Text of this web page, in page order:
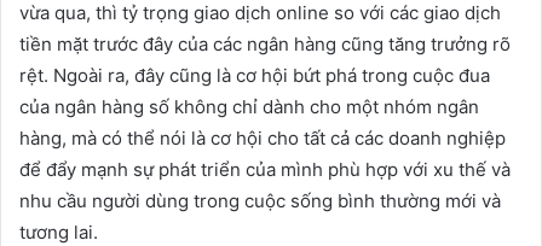
vừa qua, thì tỷ trọng giao dịch online so với các giao dịch
tiền mặt trước đây của các ngân hàng cũng tăng trưởng rõ
rệt. Ngoài ra, đây cũng là cơ hội bứt phá trong cuộc đua
của ngân hàng số không chỉ dành cho một nhóm ngân
hàng, mà có thể nói là cơ hội cho tất cả các doanh nghiệp
để đẩy mạnh sự phát triển của mình phù hợp với xu thế và
nhu cầu người dùng trong cuộc sống bình thường mới và
tương lai.